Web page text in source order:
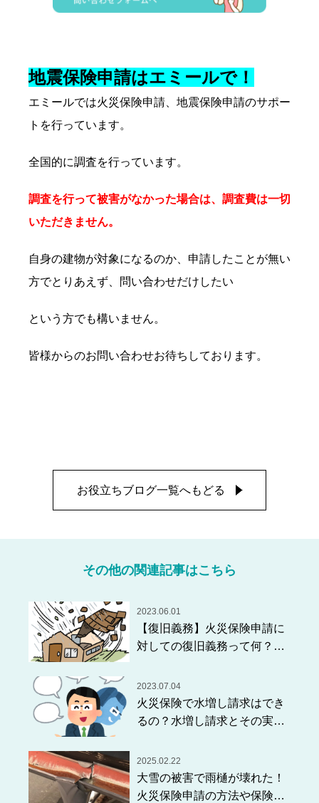
地震保険申請はエミールで！
エミールでは火災保険申請、地震保険申請のサポー
トを行っています。
全国的に調査を行っています。
調査を行って被害がなかった場合は、調査費は一切
いただきません。
自身の建物が対象になるのか、申請したことが無い
方でとりあえず、問い合わせだけしたい
という方でも構いません。
皆様からのお問い合わせお待ちしております。
お役立ちブログ一覧へもどる
その他の関連記事はこちら
2023.06.01
【復旧義務】火災保険申請に
対しての復旧義務って何？？
2023.07.04
火災保険で水増し請求はでき
るの？水増し請求とその実態
2025.02.22
大雪の被害で雨樋が壊れた！
火災保険申請の方法や保険金